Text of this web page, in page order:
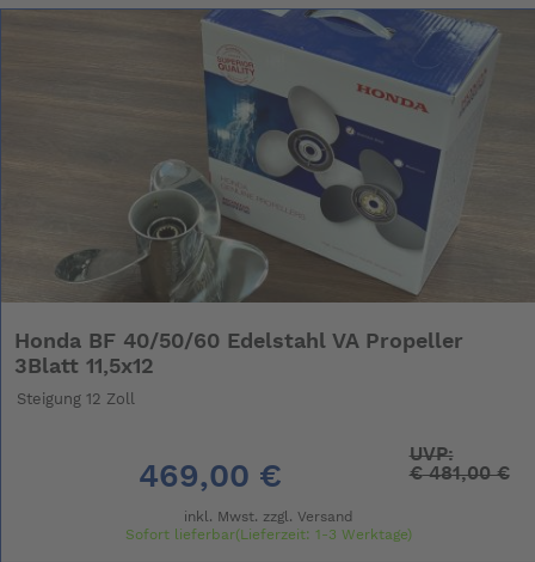
Honda BF 40/50/60 Edelstahl VA Propeller
3Blatt 11,5x12
Steigung 12 Zoll
469,00 €
UVP:
€481,00 €
inkl. Mwst. zzgl. Versand
Sofort lieferbar(Lieferzeit: 1-3 Werktage)